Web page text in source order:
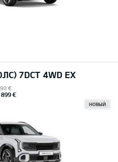
7DCT 4WD EX
€
€
НОВЫЙ